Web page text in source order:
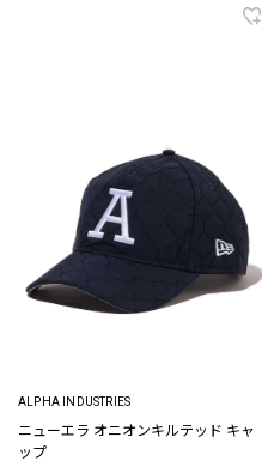
ALPHA INDUSTRIES
ニューエラ オニオンキルテッド キャ
ップ